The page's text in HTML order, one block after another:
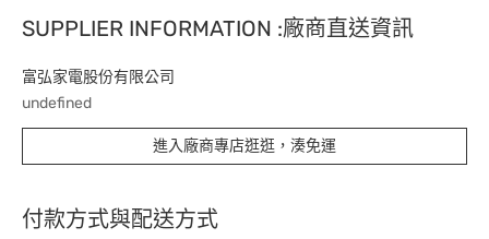
SUPPLIER INFORMATION :廠商直送資訊
富弘家電股份有限公司
undefined
進入廠商專店逛逛，湊免運
付款方式與配送方式